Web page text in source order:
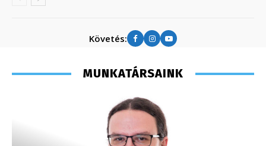
Követés:
MUNKATÁRSAINK